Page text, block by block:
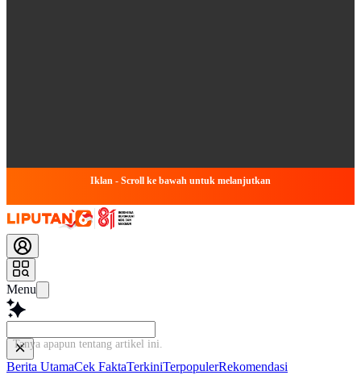
Iklan - Scroll ke bawah untuk melanjutkan
Menu
Tanya apapun tentang artike
Berita UtamaCek FaktaTerkiniTerpopulerRekomendasi